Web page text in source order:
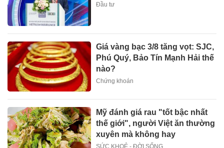
Đầu tư
Giá vàng bạc 3/8 tăng vọt: SJC,
Phú Quý, Bảo Tín Mạnh Hải thế
nào?
Chứng khoán
Mỹ đánh giá rau "tốt bậc nhất
thế giới", người Việt ăn thường
xuyên mà không hay
SỨC KHOẺ - ĐỜI SỐNG